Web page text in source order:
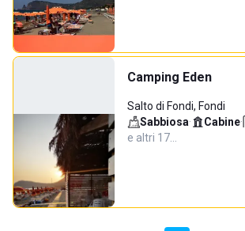
Camping Eden
Salto di Fondi, Fondi
Sabbiosa· Cabine·
e altri 17…